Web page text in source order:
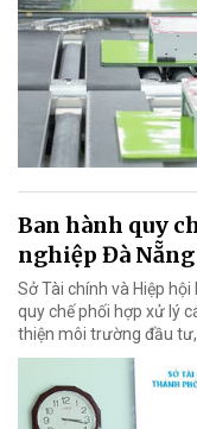
Ban hành quy
nghiệp Đà Nẵng
Sở Tài chính và Hiệp
quy chế phối hợp xử lý
thiện môi trường đầu tư,